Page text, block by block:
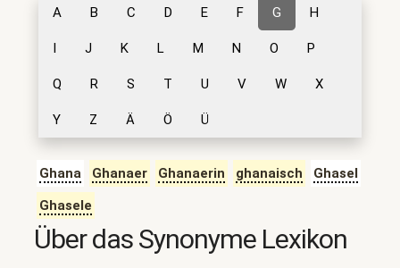
A B C D E F G H
I J K L M N O P
Q R S T U V W X
Y Z Ä Ö Ü
Ghana Ghanaer Ghanaerin ghanaisch
Ghasel
Ghasele
Über das Synonyme Lexikon